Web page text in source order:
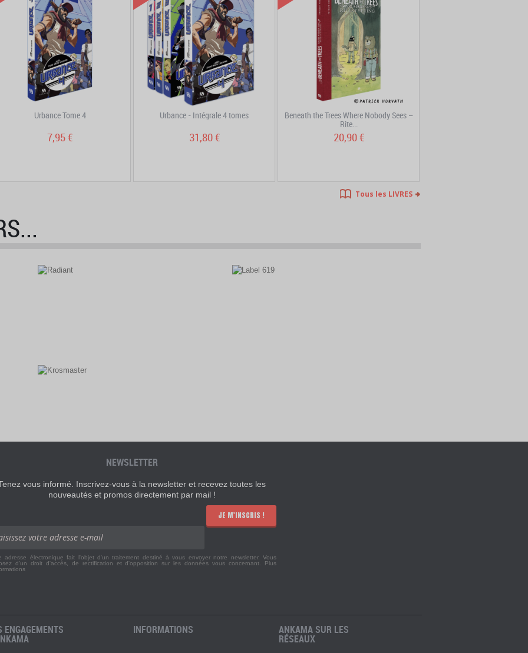
Urbance Tome 4
7,95 €
Urbance - Intégrale 4 tomes
31,80 €
Beneath the Trees Where Nobody Sees –
Rite...
20,90 €
Tous les LIVRES
NEWSLETTER
vous informé. Inscrivez-vous à la newsletter et recevez toutes les
nouveautés et promos directement par mail !
JE M'INSCRIS !
adresse électronique fait l'objet d'un traitement destiné à vous envoyer notre newsletter. Vous
d'un droit d'accès, de rectification et d'opposition sur les données vous concernant. Plus
ENGAGEMENTS INFORMATIONS ANKAMA SUR LES
RÉSEAUX